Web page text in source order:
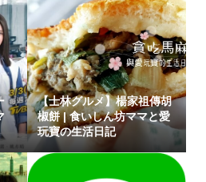
【士林グルメ】楊家祖傳胡
椒餅 | 食いしん坊ママと愛
玩寶の生活日記